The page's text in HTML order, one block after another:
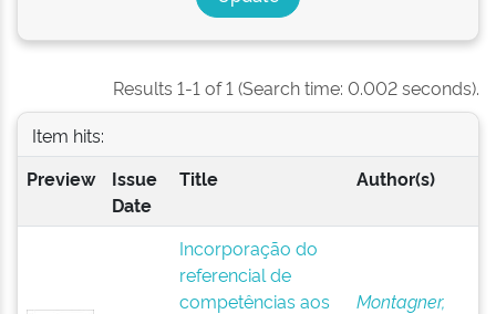
Results 1-1 of 1 (Search time: 0.002 seconds).
Item hits:
Preview
Issue
Date
Title Author(s)
Incorporação do
referencial de
competências aos
Montagner,